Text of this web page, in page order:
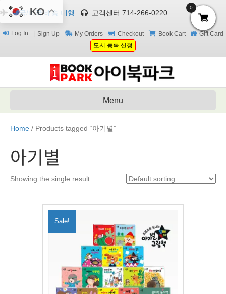
한국/미국 배송 대행 고객센터 714-266-0220
Log In Sign Up My Orders Checkout Book Cart
Gift Card
도서 등록 신청
Menu
Home / Products tagged “아기별”
아기별
Showing the single result
Sale!
KO 0